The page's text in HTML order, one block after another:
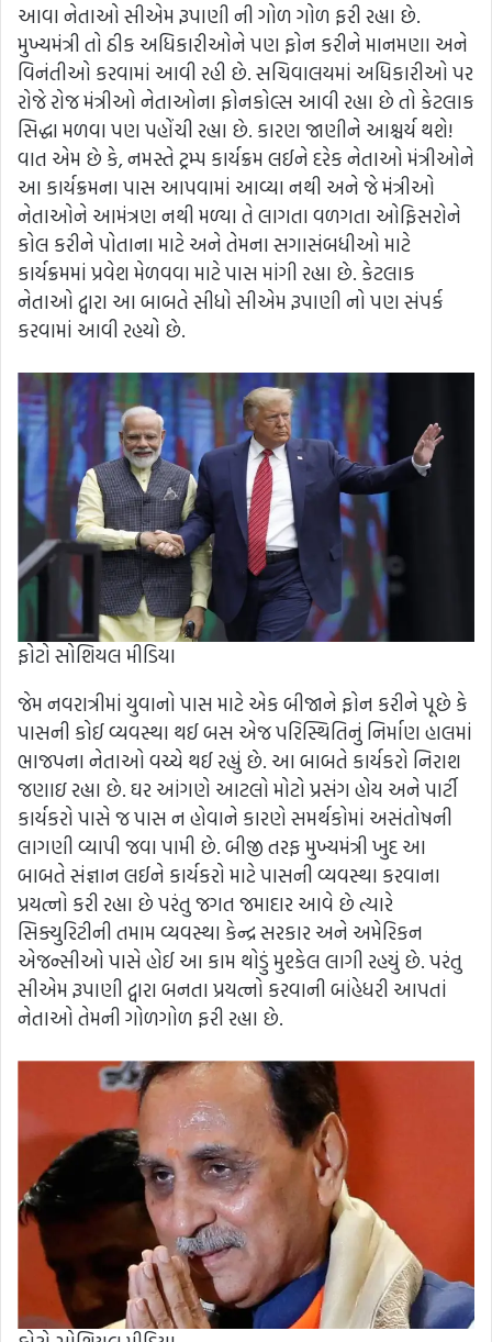
આવા નેતાઓ સીએમ રૂપાણી ની ગોળ ગોળ ફરી રહ્યા છે.
મુખ્યમંત્રી તો ઠીક અધિકારીઓને પણ ફોન કરીને માનમણા અને
વિનંતીઓ કરવામાં આવી રહી છે. સચિવાલયમાં અધિકારીઓ પર
રોજે રોજ મંત્રીઓ નેતાઓના ફોનકોલ્સ આવી રહ્યા છે તો કેટલાક
સિદ્ધા મળવા પણ પહોંચી રહ્યા છે. કારણ જાણીને આશ્ચર્ય થશે!
વાત એમ છે કે, નમસ્તે ટ્રમ્પ કાર્યક્રમ લઈને દરેક નેતાઓ મંત્રીઓને
આ કાર્યક્રમના પાસ આપવામાં આવ્યા નથી અને જે મંત્રીઓ
નેતાઓને આમંત્રણ નથી મળ્યા તે લાગતા વળગતા ઓફિસરોને
કોલ કરીને પોતાના માટે અને તેમના સગાસંબધીઓ માટે
કાર્યક્રમમાં પ્રવેશ મેળવવા માટે પાસ માંગી રહ્યા છે. કેટલાક
નેતાઓ દ્વારા આ બાબતે સીધો સીએમ રૂપાણી નો પણ સંપર્ક
કરવામાં આવી રહયો છે.
ફોટો સોશિયલ મીડિયા
જેમ નવરાત્રીમાં યુવાનો પાસ માટે એક બીજાને ફોન કરીને પૂછે કે
પાસની કોઈ વ્યવસ્થા થઈ બસ એજ પરિસ્થિતિનું નિર્માણ હાલમાં
ભાજપના નેતાઓ વચ્ચે થઈ રહ્યું છે. આ બાબતે કાર્યકરો નિરાશ
જણાઇ રહ્યા છે. ઘર આંગણે આટલો મોટો પ્રસંગ હોય અને પાર્ટી
કાર્યકરો પાસે જ પાસ ન હોવાને કારણે સમર્થકોમાં અસંતોષની
લાગણી વ્યાપી જવા પામી છે. બીજી તરફ મુખ્યમંત્રી ખુદ આ
બાબતે સંજ્ઞાન લઈને કાર્યકરો માટે પાસની વ્યવસ્થા કરવાના
પ્રયત્નો કરી રહ્યા છે પરંતુ જગત જમાદાર આવે છે ત્યારે
સિક્યુરિટીની તમામ વ્યવસ્થા કેન્દ્ર સરકાર અને અમેરિકન
એજન્સીઓ પાસે હોઈ આ કામ થોડું મુશ્કેલ લાગી રહયું છે. પરંતુ
સીએમ રૂપાણી દ્વારા બનતા પ્રયત્નો કરવાની બાંહેધરી આપતાં
નેતાઓ તેમની ગોળગોળ ફરી રહ્યા છે.